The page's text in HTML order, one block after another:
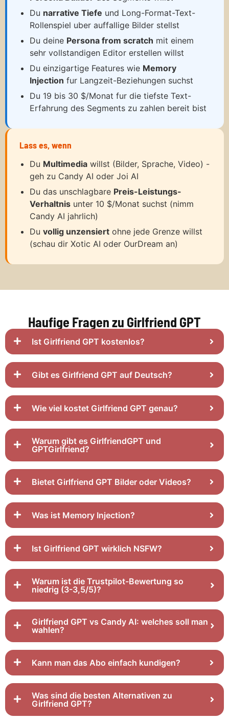
Du narrative Tiefe und Long-Format-Text-
Rollenspiel uber auffallige Bilder stellst
Du deine Persona from scratch mit einem
sehr vollstandigen Editor erstellen willst
Du einzigartige Features wie Memory
Injection fur Langzeit-Beziehungen suchst
Du 19 bis 30 $/Monat fur die tiefste Text-
Erfahrung des Segments zu zahlen bereit bist
Lass es, wenn
Du Multimedia willst (Bilder, Sprache, Video) -
geh zu Candy AI oder Joi AI
Du das unschlagbare Preis-Leistungs-
Verhaltnis unter 10 $/Monat suchst (nimm
Candy AI jahrlich)
Du vollig unzensiert ohne jede Grenze willst
(schau dir Xotic AI oder OurDream an)
Haufige Fragen zu Girlfriend GPT
Ist Girlfriend GPT kostenlos?
Gibt es Girlfriend GPT auf Deutsch?
Wie viel kostet Girlfriend GPT genau?
Warum gibt es GirlfriendGPT und
GPTGirlfriend?
Bietet Girlfriend GPT Bilder oder Videos?
Was ist Memory Injection?
Ist Girlfriend GPT wirklich NSFW?
Warum ist die Trustpilot-Bewertung so
niedrig (3-3,5/5)?
Girlfriend GPT vs Candy AI: welches soll man
wahlen?
Kann man das Abo einfach kundigen?
Was sind die besten Alternativen zu
Girlfriend GPT?